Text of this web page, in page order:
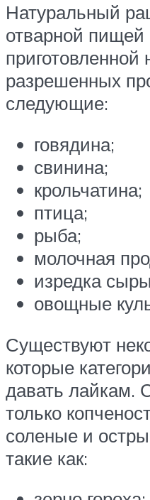
Натуральный
отварной пищей
приготовленной
разрешенных
следующие:
говядина;
свинина;
крольчатина;
птица;
рыба;
молочная
изредка
овощные
Существуют
которые
давать лайкам.
только
соленые и
такие как: